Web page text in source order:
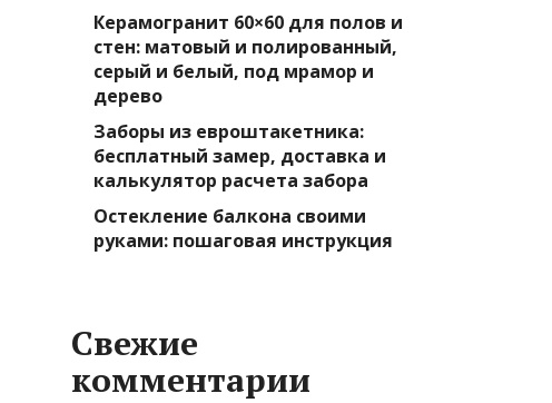
Керамогранит 60×60 для полов и
стен: матовый и полированный,
серый и белый, под мрамор и
дерево
Заборы из евроштакетника:
бесплатный замер, доставка и
калькулятор расчета забора
Остекление балкона своими
руками: пошаговая инструкция
Свежие
комментарии